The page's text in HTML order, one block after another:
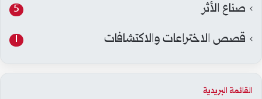
صناع الأثر 5
قصص الاختراعات والاكتشافات 1
القائمة البريدية